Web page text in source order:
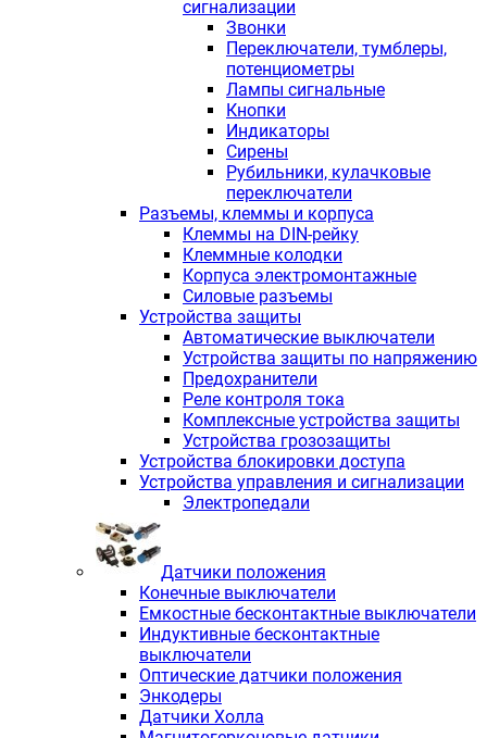
сигнализации
Звонки
Переключатели, тумблеры,
потенциометры
Лампы сигнальные
Кнопки
Индикаторы
Сирены
Рубильники, кулачковые
переключатели
Разъемы, клеммы и корпуса
Клеммы на DIN-рейку
Клеммные колодки
Корпуса электромонтажные
Силовые разъемы
Устройства защиты
Автоматические выключатели
Устройства защиты по напряжению
Предохранители
Реле контроля тока
Комплексные устройства защиты
Устройства грозозащиты
Устройства блокировки доступа
Устройства управления и сигнализации
Электропедали
Датчики положения
Конечные выключатели
Емкостные бесконтактные выключатели
Индуктивные бесконтактные
выключатели
Оптические датчики положения
Энкодеры
Датчики Холла